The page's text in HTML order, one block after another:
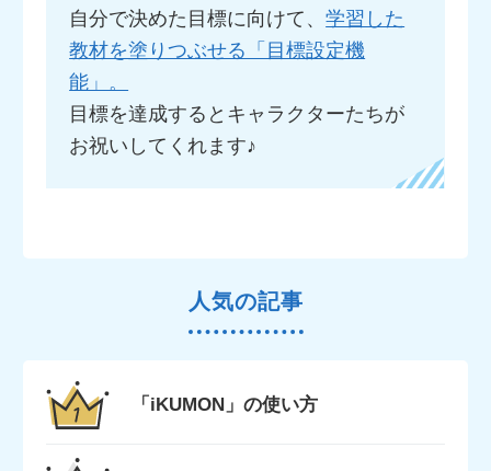
自分で決めた目標に向けて、学習した
教材を塗りつぶせる「目標設定機
能」。
目標を達成するとキャラクターたちが
お祝いしてくれます♪
人気の記事
「iKUMON」の使い方